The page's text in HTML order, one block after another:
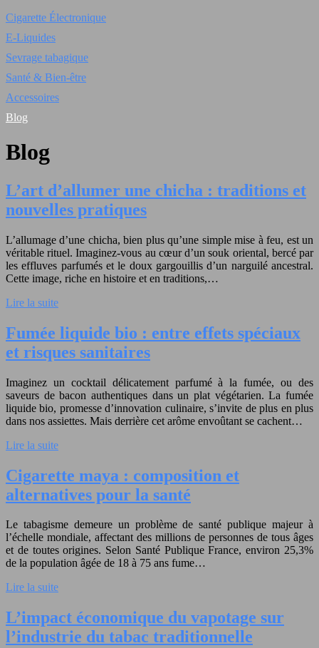
Cigarette Électronique
E-Liquides
Sevrage tabagique
Santé & Bien-être
Accessoires
Blog
Blog
L’art d’allumer une chicha : traditions et
nouvelles pratiques
L’allumage d’une chicha, bien plus qu’une simple mise à feu, est un
véritable rituel. Imaginez-vous au cœur d’un souk oriental, bercé par
les effluves parfumés et le doux gargouillis d’un narguilé ancestral.
Cette image, riche en histoire et en traditions,…
Lire la suite
Fumée liquide bio : entre effets spéciaux
et risques sanitaires
Imaginez un cocktail délicatement parfumé à la fumée, ou des
saveurs de bacon authentiques dans un plat végétarien. La fumée
liquide bio, promesse d’innovation culinaire, s’invite de plus en plus
dans nos assiettes. Mais derrière cet arôme envoûtant se cachent…
Lire la suite
Cigarette maya : composition et
alternatives pour la santé
Le tabagisme demeure un problème de santé publique majeur à
l’échelle mondiale, affectant des millions de personnes de tous âges
et de toutes origines. Selon Santé Publique France, environ 25,3%
de la population âgée de 18 à 75 ans fume…
Lire la suite
L’impact économique du vapotage sur
l’industrie du tabac traditionnelle